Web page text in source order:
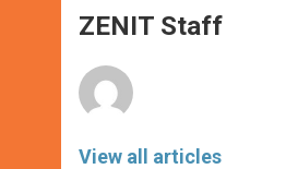
p
p
g
e
o
k
ZENIT Staff
View all articles